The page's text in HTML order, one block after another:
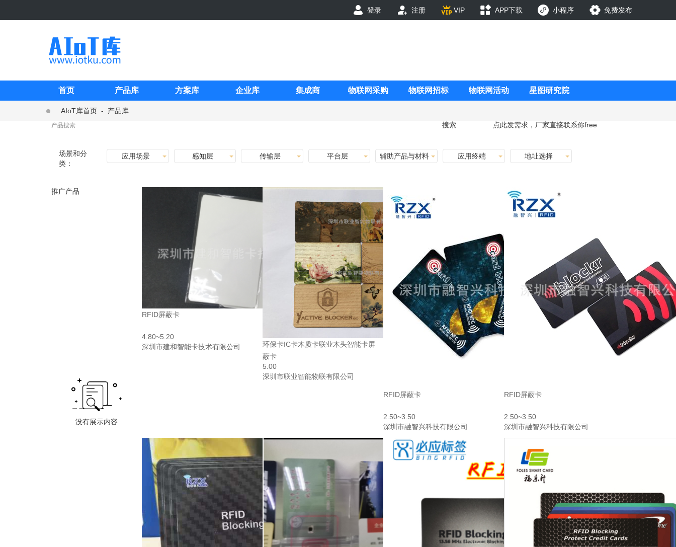
登录 注册 VIP APP下载 小程序 免费发布
首页 产品库 方案库 企业库 集成商 物联网采购 物联网招标 物联网活动 星图研究院
AIoT库首页 -
产品库
搜索
点此发需求，厂家直接联系你free
场景和分
类：
应用场景 感知层 传输层 平台层 辅助产品与材料 应用终端 地址选择
推广产品
RFID屏蔽卡
4.80~5.20
深圳市建和智能卡技术有限公司
环保卡IC卡木质卡联业木头智能卡屏
蔽卡
5.00
深圳市联业智能物联有限公司
RFID屏蔽卡
2.50~3.50
深圳市融智兴科技有限公司
RFID屏蔽卡
2.50~3.50
深圳市融智兴科技有限公司